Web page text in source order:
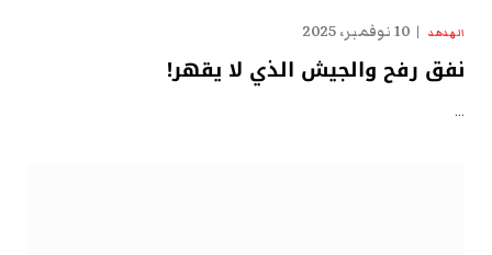
الهدهد 10 نوفمبر، 2025
نفق رفح والجيش الذي لا يقهر!
…